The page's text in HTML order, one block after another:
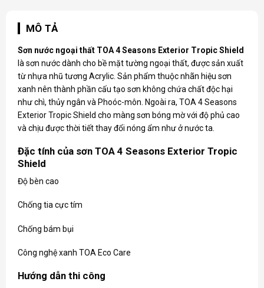
MÔ TẢ
Sơn nước ngoại thất TOA4 Seasons Exterior Tropic Shield
là sơn nước dành cho bề mặt tường ngoại thất, được sản xuất
từ nhựa nhũ tương Acrylic. Sản phẩm thuộc nhãn hiệu sơn
xanh nên thành phần cấu tạo sơn không chứa chất độc hại
như chì, thủy ngân và Phoóc-môn. Ngoài ra, TOA 4 Seasons
Exterior Tropic Shield cho màng sơn bóng mờ với độ phủ cao
và chịu được thời tiết thay đổi nóng ẩm như ở nước ta.
Đặc tính của sơn TOA 4 Seasons Exterior Tropic
Shield
Độ bèn cao
Chống tia cực tím
Chống bám bụi
Công nghệ xanh TOA Eco Care
Hướng dẫn thi công